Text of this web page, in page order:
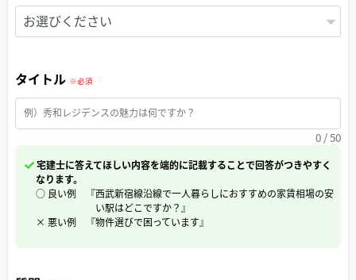
お選びください
タイトル ※必須
0 / 50
宅建士に答えてほしい内容を端的に記載することで回答がつきやすく
なります。
○ 良い例
『西武新宿線沿線で一人暮らしにおすすめの家賃相場の安
い駅はどこですか？』
× 悪い例
『物件選びで困っています』